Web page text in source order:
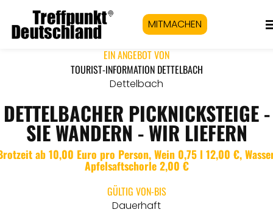
MITMACHEN
EIN ANGEBOT VON
TOURIST-INFORMATION DETTELBACH
Dettelbach
DETTELBACHER PICKNICKSTEIGE -
SIE WANDERN - WIR LIEFERN
ab 10,00 Euro pro Person, Wein 0,75 l 12,00 €,
Apfelsaftschorle 2,00 €
GÜLTIG VON-BIS
Dauerhaft